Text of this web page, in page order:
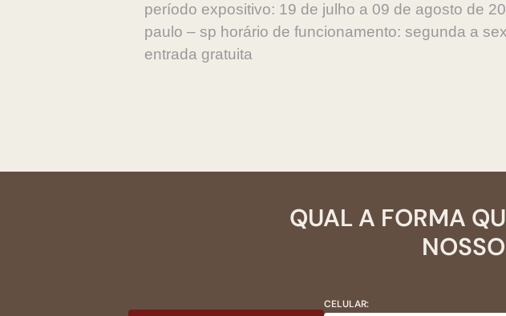
período expositivo: 19 de julho a 09 de agosto de
paulo – sp horário de funcionamento: segunda a
entrada gratuita
QUAL A FORMA
CELULAR: